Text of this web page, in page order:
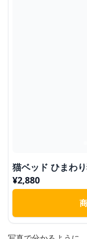
猫ベッド ひまわ
¥2,880